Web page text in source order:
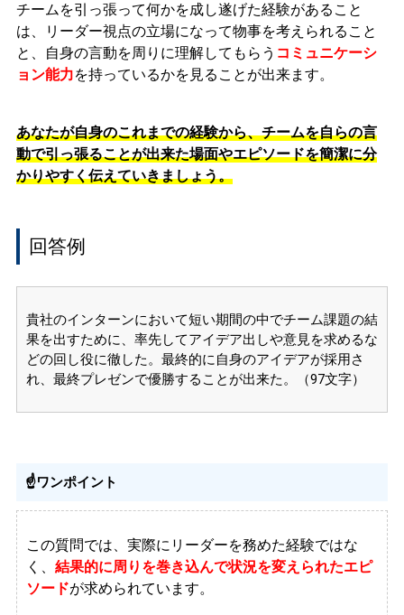
チームを引っ張って何かを成し遂げた経験があること
は、リーダー視点の立場になって物事を考えられること
と、自身の言動を周りに理解してもらう コミュニケーシ
ョン能力を持っているかを見ることが出来ます。
あなたが自身のこれまでの経験から、チームを自らの言
動で引っ張ることが出来た場面やエピソードを簡潔に分
かりやすく伝えていきましょう。
回答例
貴社のインターンにおいて短い期間の中でチーム課題の結
果を出すために、率先してアイデア出しや意見を求めるな
どの回し役に徹した。最終的に自身のアイデアが採用さ
れ、最終プレゼンで優勝することが出来た。
（97文字）
☝️ワンポイント
この質問では、実際にリーダーを務めた経験ではな
く、 結果的に周りを巻き込んで状況を変えられたエピ
ソードが求められています。